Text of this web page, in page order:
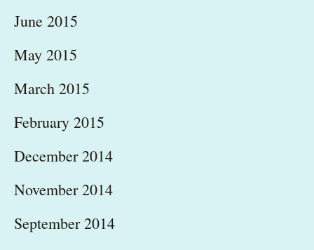
June 2015
May 2015
March 2015
February 2015
December 2014
November 2014
September 2014